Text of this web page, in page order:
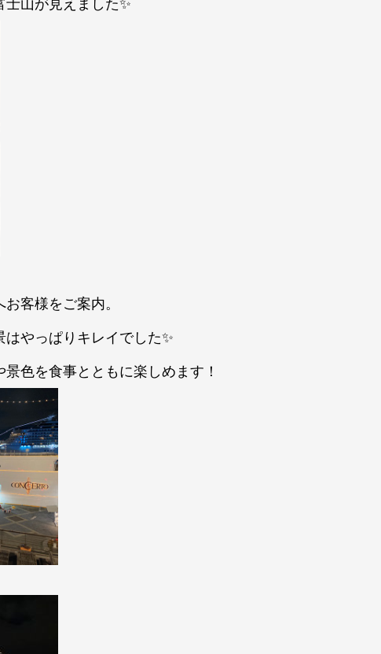
客様をご案内。
やっぱりキレイでした✨
色を食事とともに楽しめます！